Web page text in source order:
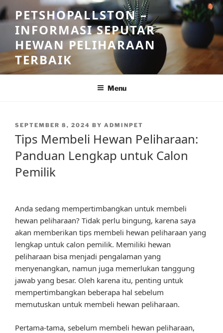
Skip
to
content
PETSHOPALLSTON –
INFORMASI SEPUTAR
HEWAN PELIHARAAN
TERBAIK
Menu
POSTED
ON
SEPTEMBER 8, 2024 BY ADMINPET
Tips Membeli Hewan Peliharaan:
Panduan Lengkap untuk Calon
Pemilik
Anda sedang mempertimbangkan untuk membeli
hewan peliharaan? Tidak perlu bingung, karena saya
akan memberikan tips membeli hewan peliharaan yang
lengkap untuk calon pemilik. Memiliki hewan
peliharaan bisa menjadi pengalaman yang
menyenangkan, namun juga memerlukan tanggung
jawab yang besar. Oleh karena itu, penting untuk
mempertimbangkan beberapa hal sebelum
memutuskan untuk membeli hewan peliharaan.
Pertama-tama, sebelum membeli hewan peliharaan,